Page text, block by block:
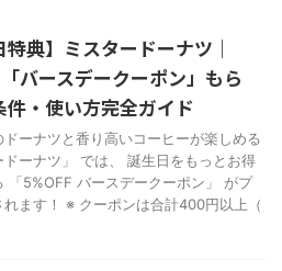
特典】ミスタードーナツ｜
バースデークーポン」もら
件・使い方完全ガイド
ーナツと香り高いコーヒーが楽しめる
ドーナツ」 では、 誕生日をもっとお得
「5%OFF バースデークーポン」 がプ
れます！ ※ クーポンは合計400円以上（